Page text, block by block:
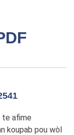
te afime
koupab pou wòl